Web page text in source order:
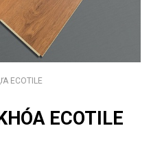
ECOTILE
ECOTILE